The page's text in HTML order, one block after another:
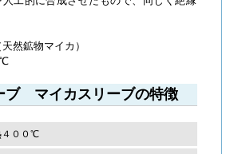
然鉱物マイカ）
℃
ブ マイカスリーブの特徴
００℃